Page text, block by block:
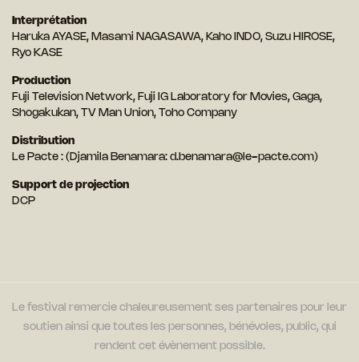
Interprétation
Haruka AYASE, Masami NAGASAWA, Kaho INDO, Suzu HIROSE,
Ryo KASE
Production
Fuji Television Network, Fuji IG Laboratory for Movies, Gaga,
Shogakukan, TV Man Union, Toho Company
Distribution
Le Pacte : (Djamila Benamara: d.benamara@le-pacte.com)
Support de projection
DCP
Le festival remercie chaleureusement ses partenaires pour leur
soutien ainsi que toutes les personnes, bénévoles, public, qui
rendent cet évènement possible.